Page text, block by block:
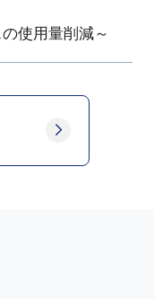
使用量削減～